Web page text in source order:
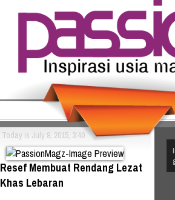
Today is July 9, 2015, 3:40
Resef Membuat Rendang Lezat
Khas Lebaran